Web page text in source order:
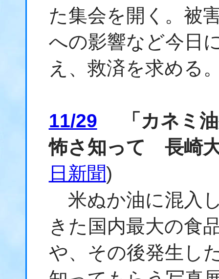
た集会を開く。被
への影響など今日
え、救済を求める
11/29 「カネミ油
怖さ知って 長崎
日新聞)
米ぬか油に混入
きた国内最大の食
や、その後発生し